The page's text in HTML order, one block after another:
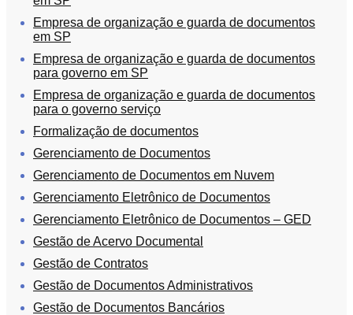
Empresa de organização e guarda de documentos
em SP
Empresa de organização e guarda de documentos
para governo em SP
Empresa de organização e guarda de documentos
para o governo serviço
Formalização de documentos
Gerenciamento de Documentos
Gerenciamento de Documentos em Nuvem
Gerenciamento Eletrônico de Documentos
Gerenciamento Eletrônico de Documentos – GED
Gestão de Acervo Documental
Gestão de Contratos
Gestão de Documentos Administrativos
Gestão de Documentos Bancários